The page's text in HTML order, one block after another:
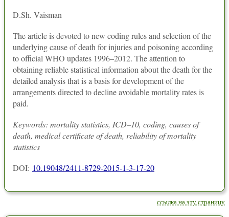
D.Sh. Vaisman
The article is devoted to new coding rules and selection of the
underlying cause of death for injuries and poisoning according
to official WHO updates 1996–2012. The attention to
obtaining reliable statistical information about the death for the
detailed analysis that is a basis for development of the
arrangements directed to decline avoidable mortality rates is
paid.
Keywords: mortality statistics, ICD–10, coding, causes of
death, medical certificate of death, reliability of mortality
statistics
DOI: 10.19048/2411-8729-2015-1-3-17-20
ссылка на эту страницу